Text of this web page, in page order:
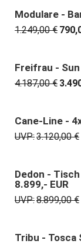
37% günstiger
Modulare -
1.249,00€
17% günstiger
Freifrau - Sun
4.187,00€
43% günstiger
Cane-Line -
UVP:3.120,00€
25% günstiger
Dedon -
8.899,- EUR
UVP:8.899,00€
33% günstiger
Tribu - Tosca